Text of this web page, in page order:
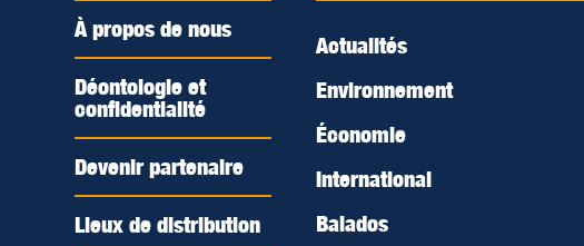
À propos de nous
Déontologie et
confidentialité
Devenir partenaire
Lieux de distribution
Actualités
Environnement
Économie
International
Balados